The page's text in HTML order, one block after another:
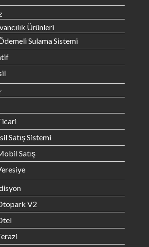
Ürünleri
Sulama Sistemi
Satış Sistemi
Satış
V2